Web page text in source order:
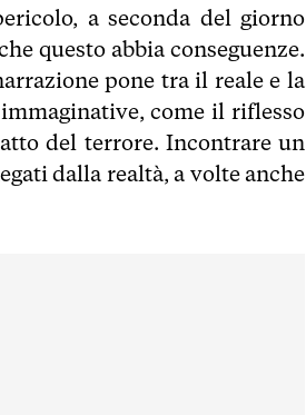
a seconda del giorno
questo abbia conseguenze.
pone tra il reale e la
come il riflesso
del terrore. Incontrare un
dalla realtà, a volte anche